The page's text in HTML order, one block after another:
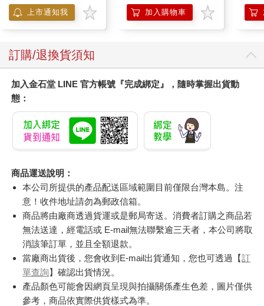
上市通知我
企鵝 加入購物車
訂購/退換貨須知
加入金石堂 LINE 官方帳號『完成綁定』，隨時掌握出貨動
態：
商品運送說明：
本公司所提供的產品配送區域範圍目前僅限台灣本島。注
意！收件地址請勿為郵政信箱。
商品將由廠商透過貨運或是郵局寄送。消費者訂購之商品若
無法送達，經電話或 E-mail無法聯繫逾三天者，本公司將取
消該筆訂單，並且全額退款。
當廠商出貨後，您會收到E-mail出貨通知，您也可透過【訂
單查詢】確認出貨情況。
產品顏色可能會因網頁呈現與拍攝關係產生色差，圖片僅供
參考，商品依實際供貨樣式為準。